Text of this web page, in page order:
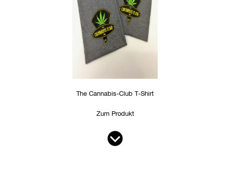
The Cannabis-Club T-Shirt
Zum Produkt